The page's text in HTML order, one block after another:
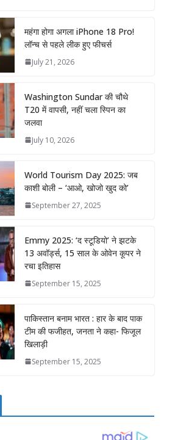
महंगा होगा अगला iPhone 18 Pro!
लॉन्च से पहले लीक हुए फीचर्स
July 21, 2026
Washington Sundar की चौथे
T20 में वापसी, नहीं चला स्पिन का
जलवा
July 10, 2026
World Tourism Day 2025: जब
काशी बोली – ‘आओ, खोजो खुद को’
September 27, 2025
Emmy 2025: ‘द स्टूडियो’ ने झटके
13 अवॉर्ड्स, 15 साल के ओवेन कूपर ने
रचा इतिहास
September 15, 2025
पाकिस्तान बनाम भारत : हार के बाद पाक
टीम की फजीहत, जनता ने कहा- फिजूल
खिलाड़ी
September 15, 2025